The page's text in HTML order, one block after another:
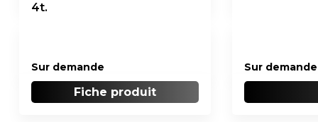
4t.
Sur demande
Fiche produit
Sur demande